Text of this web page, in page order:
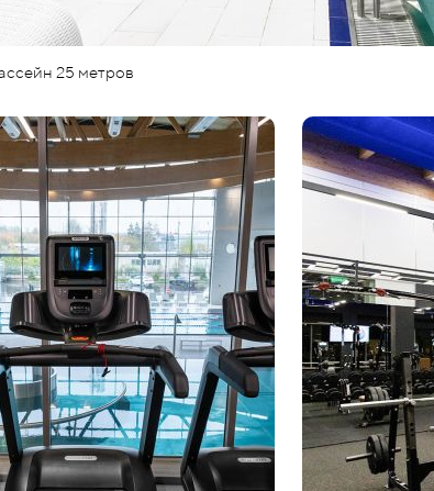
25 метров